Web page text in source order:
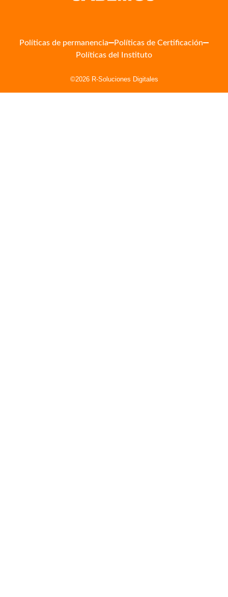
Políticas de permanencia
Políticas de Certificación
Políticas del Instituto
©2026 R-Soluciones Digitales